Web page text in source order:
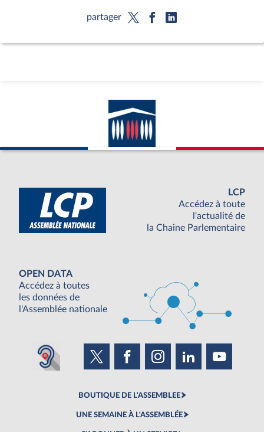
partager
LCP
Accédez à toute
l'actualité de
la Chaine Parlementaire
OPEN DATA
Accédez à toutes
les données de
l'Assemblée nationale
BOUTIQUE DE L'ASSEMBLEE
UNE SEMAINE À L'ASSEMBLÉE